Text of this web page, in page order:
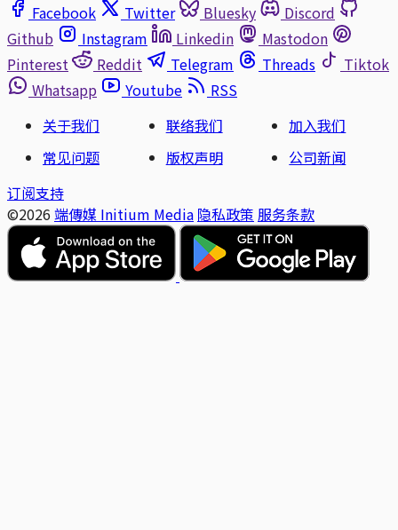
Facebook
Twitter Bluesky
Discord
Github
Instagram Linkedin
Mastodon
Pinterest
Reddit Telegram Threads
Tiktok
Whatsapp
Youtube
RSS
关于我们
联络我们
加入我们
常见问题
版权声明
公司新闻
订阅支持
©2026 端傳媒 Initium Media 隐私政策 服务条款